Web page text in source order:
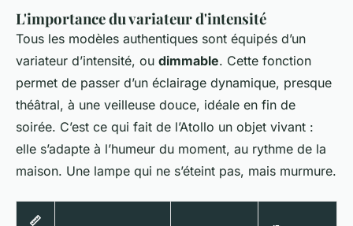
L'importance du variateur d'intensité
Tous les modèles authentiques sont équipés d’un
variateur d’intensité, ou dimmable. Cette fonction
permet de passer d’un éclairage dynamique, presque
théâtral, à une veilleuse douce, idéale en fin de
soirée. C’est ce qui fait de l’Atollo un objet vivant :
elle s’adapte à l’humeur du moment, au rythme de la
maison. Une lampe qui ne s’éteint pas, mais murmure.
📏